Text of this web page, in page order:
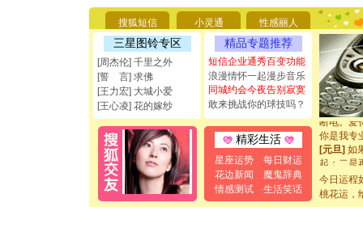
搜狐短信 小灵通 性感丽人
三星图铃专区
[周杰伦] 千里之外
[誓 言] 求佛
[王力宏] 大城小爱
[王心凌] 花的嫁纱
精品专题推荐
短信企业通秀百变功能
浪漫情怀一起漫步音乐
同城约会今夜告别寂寞
敢来挑战你的球技吗？
精彩生活
星座运势
每日财运
花边新闻
魔鬼辞典
情感测试
生活笑话
你太多，
要平安
[圣诞节]
能正大光
都要快乐
[圣诞节]
如意,快
[元旦]看
断电。爱
你是我专
[元旦]如
起；二是
[元旦]当
泣，这痛
今日运程
桃花运，